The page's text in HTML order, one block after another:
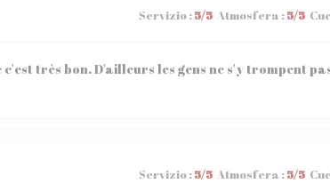
Servizio:5/5 Atmosfera :5/5
très bon. D'ailleurs les gens ne s'y trompent
Servizio:5/5 Atmosfera :5/5